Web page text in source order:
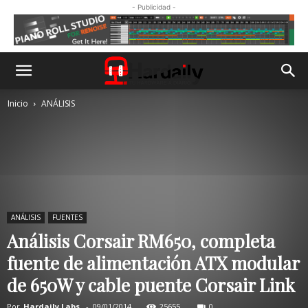
- Publicidad -
Inicio ANÁLISIS
ANÁLISIS FUENTES
Análisis Corsair RM650, completa
fuente de alimentación ATX modular
de 650W y cable puente Corsair Link